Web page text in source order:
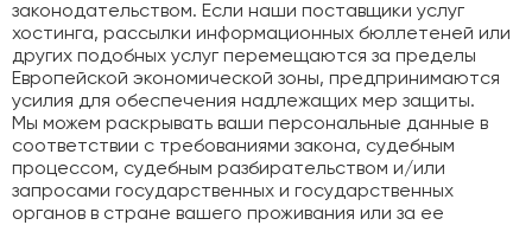
законодательством. Если наши поставщики услуг
хостинга, рассылки информационных бюллетеней или
других подобных услуг перемещаются за пределы
Европейской экономической зоны, предпринимаются
усилия для обеспечения надлежащих мер защиты.
Мы можем раскрывать ваши персональные данные в
соответствии с требованиями закона, судебным
процессом, судебным разбирательством и/или
запросами государственных и государственных
органов в стране вашего проживания или за ее